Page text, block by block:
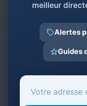
Appareils de Cuisine
meilleur
Alertes
Guides